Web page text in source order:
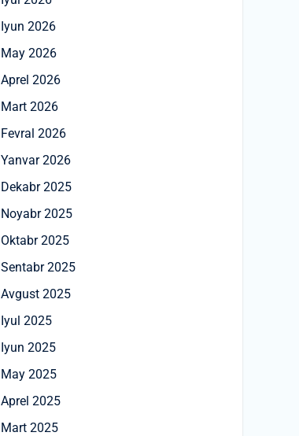
Iyun 2026
May 2026
Aprel 2026
Mart 2026
Fevral 2026
Yanvar 2026
Dekabr 2025
Noyabr 2025
Oktabr 2025
Sentabr 2025
Avgust 2025
Iyul 2025
Iyun 2025
May 2025
Aprel 2025
Mart 2025